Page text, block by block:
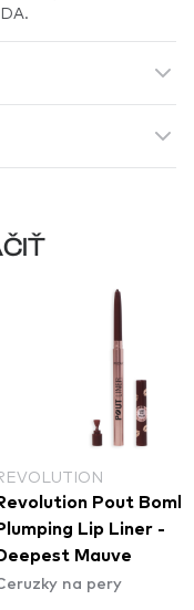
Pout Bomb
Lip Liner -
Mauve
na pery